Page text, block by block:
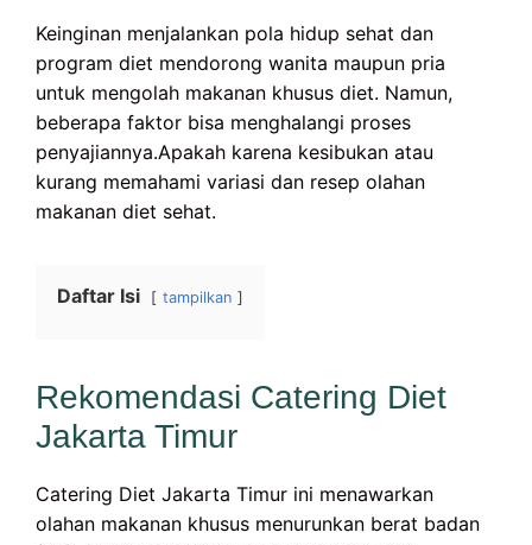
Keinginan menjalankan pola hidup sehat dan
program diet mendorong wanita maupun pria
untuk mengolah makanan khusus diet. Namun,
beberapa faktor bisa menghalangi proses
penyajiannya.Apakah karena kesibukan atau
kurang memahami variasi dan resep olahan
makanan diet sehat.
Daftar Isi tampilkan
Rekomendasi Catering Diet
Jakarta Timur
Catering Diet Jakarta Timur ini menawarkan
olahan makanan khusus menurunkan berat badan